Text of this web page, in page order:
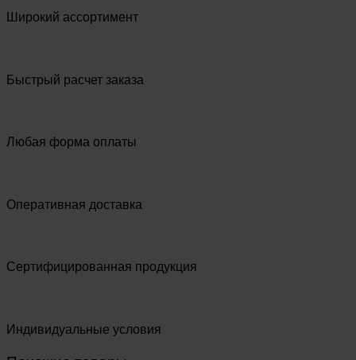
Широкий ассортимент
Быстрый расчет заказа
Любая форма оплаты
Оперативная доставка
Сертифицированная продукция
Индивидуальные условия